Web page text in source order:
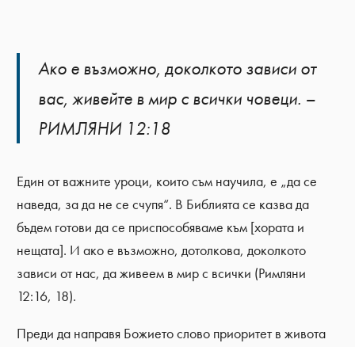
Ако е възможно, доколкото зависи от
вас, живейте в мир с всички човеци. –
РИМЛЯНИ 12:18
Един от важните уроци, които съм научила, е „да се
наведа, за да не се счупя“. В Библията се казва да
бъдем готови да се приспособяваме към [хората и
нещата]. И ако е възможно, дотолкова, доколкото
зависи от нас, да живеем в мир с всички (Римляни
12:16, 18).
Преди да направя Божието слово приоритет в живота